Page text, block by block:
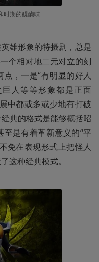
时期的醍醐味
雄形象的特摄剧，总是
个相对地二元对立的刻
，一是“有明显的好人
人等等形象都是正面
中都或多或少地有打破
典的格式是能够概括昭
是有着革新意义的“平
免在表现形式上把怪人
这种经典模式。